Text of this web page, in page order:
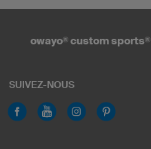
owayo® custom sports®
SUIVEZ-NOUS